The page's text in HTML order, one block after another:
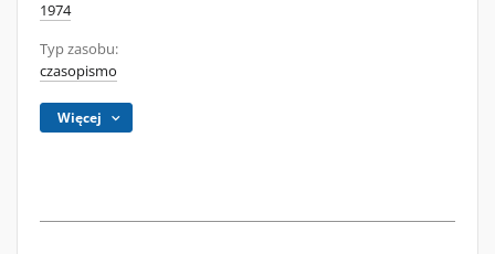
1974
Typ zasobu:
czasopismo
Więcej